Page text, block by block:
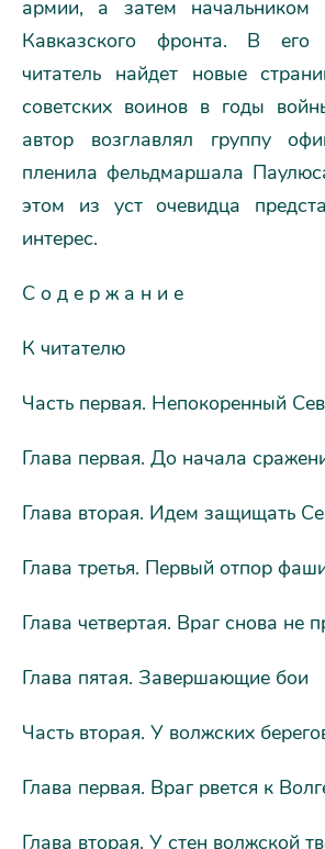
армии, а затем начальником
Кавказского фронта. В его
читатель найдет новые
советских воинов в годы
автор возглавлял группу
пленила фельдмаршала
этом из уст очевидца
интерес.
С о д е р ж а н и е
К читателю
Часть первая. Непокоренный
Глава первая. До начала
Глава вторая. Идем защищать
Глава третья. Первый отпор
Глава четвертая. Враг снова не
Глава пятая. Завершающие бои
Часть вторая. У волжских
Глава первая. Враг рвется к
Глава вторая. У стен волжской